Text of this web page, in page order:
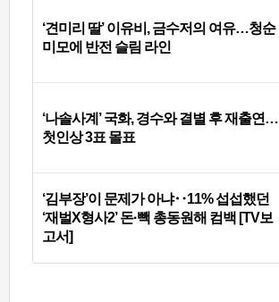
‘견미리 딸’ 이유비, 금수저의 여유…청순
미모에 반전 슬림 라인
‘나솔사계’ 국화, 경수와 결별 후 재출연…
첫인상 3표 몰표
‘김부장’이 문제가 아냐‥11% 섭섭했던
‘재벌X형사2’ 돈·빽 총동원해 컴백 [TV보
고서]